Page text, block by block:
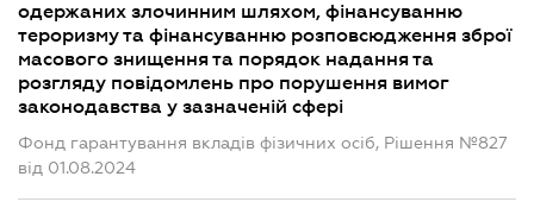
одержаних злочинним шляхом, фінансуванню
тероризму та фінансуванню розповсюдження зброї
масового знищення та порядок надання та
розгляду повідомлень про порушення вимог
законодавства у зазначеній сфері
Фонд гарантування вкладів фізичних осіб, Рішення №827
від 01.08.2024